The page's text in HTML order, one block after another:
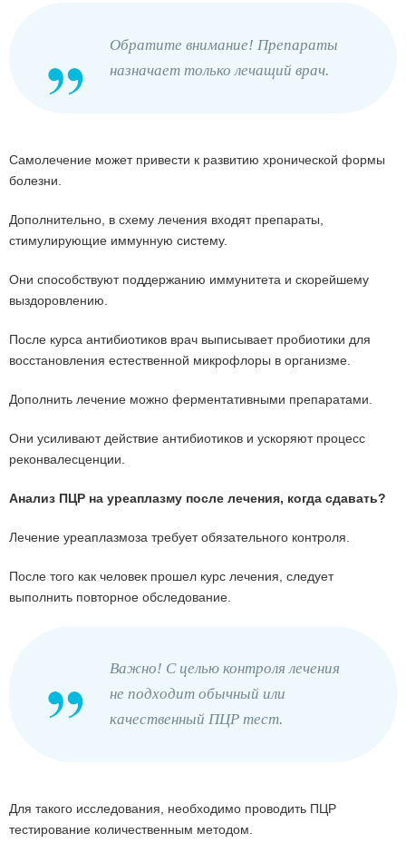
Обратите внимание! Препараты
назначает только лечащий врач.
Самолечение может привести к развитию хронической формы
болезни.
Дополнительно, в схему лечения входят препараты,
стимулирующие иммунную систему.
Они способствуют поддержанию иммунитета и скорейшему
выздоровлению.
После курса антибиотиков врач выписывает пробиотики для
восстановления естественной микрофлоры в организме.
Дополнить лечение можно ферментативными препаратами.
Они усиливают действие антибиотиков и ускоряют процесс
реконвалесценции.
Анализ ПЦР на уреаплазму после лечения, когда сдавать?
Лечение уреаплазмоза требует обязательного контроля.
После того как человек прошел курс лечения, следует
выполнить повторное обследование.
Важно! С целью контроля лечения
не подходит обычный или
качественный ПЦР тест.
Для такого исследования, необходимо проводить ПЦР
тестирование количественным методом.